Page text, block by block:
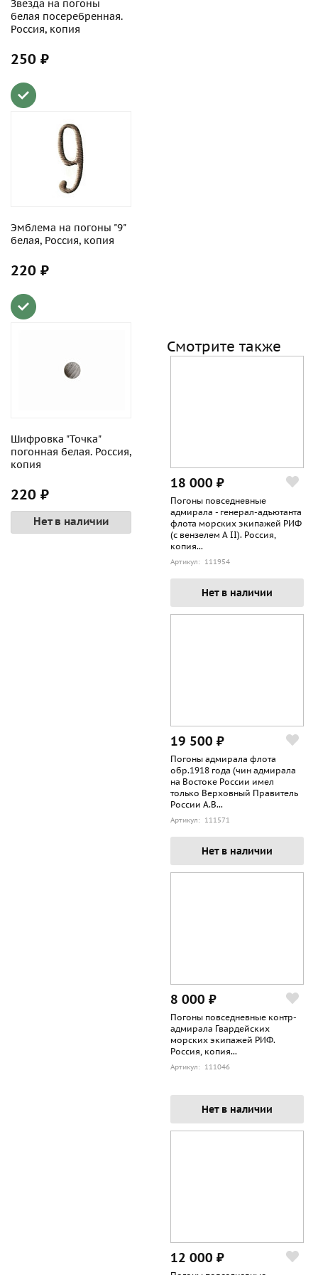
Звезда на погоны
белая посеребренная.
Россия, копия
250 ₽
Эмблема на погоны "9"
белая, Россия, копия
220 ₽
Шифровка "Точка"
погонная белая. Россия,
копия
220 ₽
Нет в наличии
Смотрите также
18 000 ₽
Погоны повседневные
адмирала - генерал-адъютанта
флота морских экипажей РИФ
(с вензелем А II). Россия,
копия...
Артикул: 111954
Нет в наличии
19 500 ₽
Погоны адмирала флота
обр.1918 года (чин адмирала
на Востоке России имел
только Верховный Правитель
России А.В...
Артикул: 111571
Нет в наличии
8 000 ₽
Погоны повседневные контр-
адмирала Гвардейских
морских экипажей РИФ.
Россия, копия...
Артикул: 111046
Нет в наличии
12 000 ₽